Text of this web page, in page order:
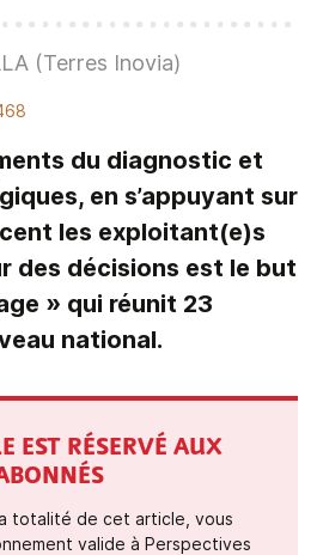
(Terres Inovia)
du diagnostic et
en s’appuyant sur
les exploitant(e)s
des décisions est le but
» qui réunit 23
national.
EST RÉSERVÉ AUX
totalité de cet article, vous
valide à Perspectives